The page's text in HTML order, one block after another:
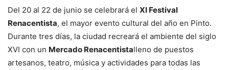
Del 20 al 22 de junio se celebrará el XI Festival
Renacentista, el mayor evento cultural del año en Pinto.
Durante tres días, la ciudad recreará el ambiente del siglo
XVI con un Mercado Renacentistalleno de puestos
artesanos, teatro, música y actividades para todas las